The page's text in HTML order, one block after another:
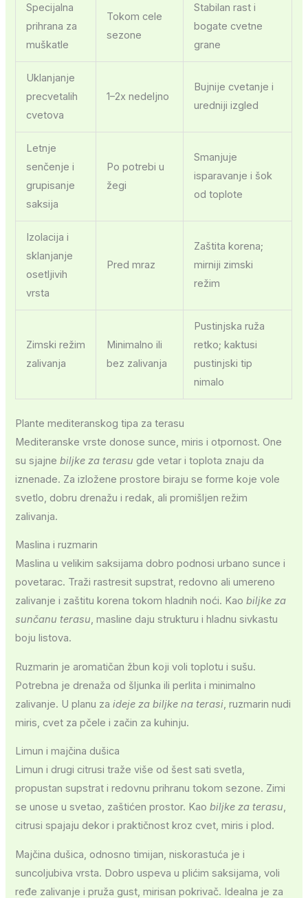
Specijalna
prihrana za
muškatle
Tokom cele
sezone
Stabilan rast i
bogate cvetne
grane
Uklanjanje
precvetalih
cvetova
1–2x nedeljno
Bujnije cvetanje i
uredniji izgled
Letnje
senčenje i
grupisanje
saksija
Po potrebi u
žegi
Smanjuje
isparavanje i šok
od toplote
Izolacija i
sklanjanje
osetljivih
vrsta
Pred mraz
Zaštita korena;
mirniji zimski
režim
Zimski režim
zalivanja
Minimalno ili
bez zalivanja
Pustinjska ruža
retko; kaktusi
pustinjski tip
nimalo
Plante mediteranskog tipa za terasu
Mediteranske vrste donose sunce, miris i otpornost. One
su sjajnebiljke za terasu gde vetar i toplota znaju da
iznenade. Za izložene prostore biraju se forme koje vole
svetlo, dobru drenažu i redak, ali promišljen režim
zalivanja.
Maslina i ruzmarin
Maslina u velikim saksijama dobro podnosi urbano sunce i
povetarac. Traži rastresit supstrat, redovno ali umereno
zalivanje i zaštitu korena tokom hladnih noći. Kaobiljke za
sunčanu terasu, masline daju strukturu i hladnu sivkastu
boju listova.
Ruzmarin je aromatičan žbun koji voli toplotu i sušu.
Potrebna je drenaža od šljunka ili perlita i minimalno
zalivanje. U planu zaideje za biljke na terasi, ruzmarin nudi
miris, cvet za pčele i začin za kuhinju.
Limun i majčina dušica
Limun i drugi citrusi traže više od šest sati svetla,
propustan supstrat i redovnu prihranu tokom sezone. Zimi
se unose u svetao, zaštićen prostor. Kaobiljke za terasu,
citrusi spajaju dekor i praktičnost kroz cvet, miris i plod.
Majčina dušica, odnosno timijan, niskorastuća je i
suncoljubiva vrsta. Dobro uspeva u plićim saksijama, voli
ređe zalivanje i pruža gust, mirisan pokrivač. Idealna je za